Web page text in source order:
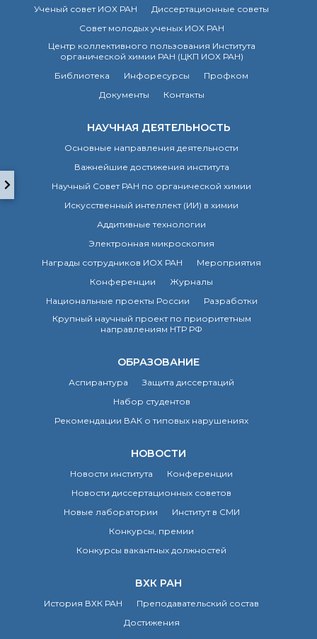
микроскопия
Награды сотрудников
Мероприятия
Конференции
Крупный научный
направлениям НТР РФ
Защита диссертаций
Набор студентов
Рекомендации ВАК
о типовых нарушениях
Новые лаборатории
Конкурсы вакантных
Преподавательский
Ученый совет ИОХ РАН
Диссертационные советы
Совет молодых ученых ИОХ РАН
Центр коллективного пользования Института
органической химии РАН (ЦКП ИОХ РАН)
Библиотека
Инфоресурсы
Профком
Документы
Контакты
НАУЧНАЯ ДЕЯТЕЛЬНОСТЬ
Основные направления деятельности
Важнейшие достижения института
Научный Совет РАН по органической химии
Искусственный интеллект (ИИ) в химии
Аддитивные технологии
Электронная микроскопия
Награды сотрудников ИОХ РАН
Мероприятия
Конференции
Журналы
Национальные проекты России
Разработки
Крупный научный проект по приоритетным
направлениям НТР РФ
ОБРАЗОВАНИЕ
Аспирантура
Защита диссертаций
Набор студентов
Рекомендации ВАК о типовых нарушениях
НОВОСТИ
Новости института
Конференции
Новости диссертационных советов
Новые лаборатории
Институт в СМИ
Конкурсы, премии
Конкурсы вакантных должностей
ВХК РАН
История ВХК РАН
Преподавательский состав
Достижения